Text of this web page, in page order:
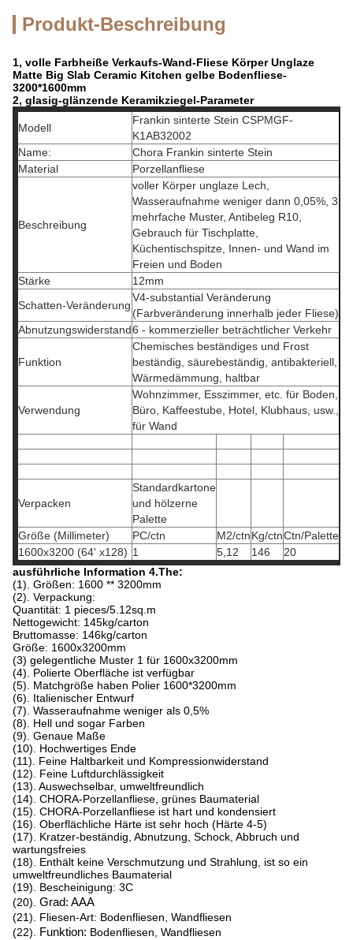
Produkt-Beschreibung
1, volle Farbheiße Verkaufs-Wand-Fliese Körper Unglaze
Matte Big Slab Ceramic Kitchen gelbe Bodenfliese-
3200*1600mm
2, glasig-glänzende Keramikziegel-Parameter
Modell
Frankin sinterte Stein CSPMGF-
K1AB32002
Name:
Chora Frankin sinterte Stein
Material
Porzellanfliese
Beschreibung
voller Körper unglaze Lech,
Wasseraufnahme weniger dann 0,05%, 3
mehrfache Muster, Antibeleg R10,
Gebrauch für Tischplatte,
Küchentischspitze, Innen- und Wand im
Freien und Boden
Stärke
12mm
Schatten-Veränderung
V4-substantial Veränderung
(Farbveränderung innerhalb jeder Fliese)
Abnutzungswiderstand6 - kommerzieller beträchtlicher Verkehr
Funktion
Chemisches beständiges und Frost
beständig, säurebeständig, antibakteriell,
Wärmedämmung, haltbar
Verwendung
Wohnzimmer, Esszimmer, etc. für Boden,
Büro, Kaffeestube, Hotel, Klubhaus, usw.,
für Wand
Verpacken
Standardkartone
und hölzerne
Palette
Größe (Millimeter)
PC/ctn M2/ctnKg/ctnCtn/Palette
1600x3200 (64' x128) 1 5,12 146
20
ausführliche Information 4.The:
(1). Größen: 1600 ** 3200mm
(2). Verpackung:
Quantität: 1 pieces/5.12sq.m
Nettogewicht: 145kg/carton
Bruttomasse: 146kg/carton
Größe: 1600x3200mm
(3) gelegentliche Muster 1 für 1600x3200mm
(4). Polierte Oberfläche ist verfügbar
(5). Matchgröße haben Polier 1600*3200mm
(6). Italienischer Entwurf
(7). Wasseraufnahme weniger als 0,5%
(8). Hell und sogar Farben
(9). Genaue Maße
(10). Hochwertiges Ende
(11). Feine Haltbarkeit und Kompressionwiderstand
(12). Feine Luftdurchlässigkeit
(13). Auswechselbar, umweltfreundlich
(14). CHORA-Porzellanfliese, grünes Baumaterial
(15). CHORA-Porzellanfliese ist hart und kondensiert
(16). Oberflächliche Härte ist sehr hoch (Härte 4-5)
(17). Kratzer-beständig, Abnutzung, Schock, Abbruch und
wartungsfreies
(18). Enthält keine Verschmutzung und Strahlung, ist so ein
umweltfreundliches Baumaterial
(19). Bescheinigung: 3C
(20). Grad: AAA
(21). Fliesen-Art: Bodenfliesen, Wandfliesen
(22).
Funktion: Bodenfliesen, Wandfliesen